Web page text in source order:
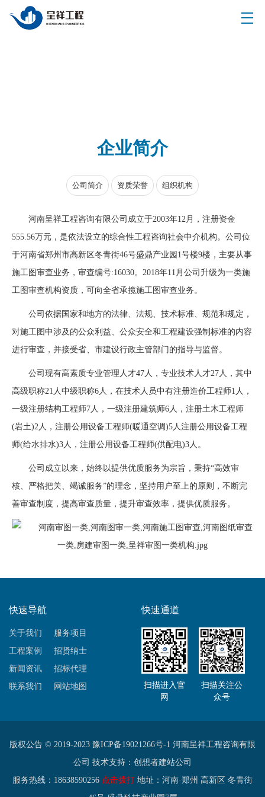
企业简介
公司简介 资质荣誉 组织机构
河南呈祥工程咨询有限公司成立于2003年12月，注册资金
555.56万元，是依法设立的综合性工程咨询社会中介机构。公司位
于河南省郑州市高新区冬青街46号盛鼎产业园1号楼9楼，主要从事
施工图审查业务，审查编号:16030。2018年11月公司升级为一类施
工图审查机构资质，可向全省承揽施工图审查业务。
公司依据国家和地方的法律、法规、技术标准、规范和规定，
对施工图中涉及的公众利益、公众安全和工程建设强制标准的内容
进行审查，并接受省、市建设行政主管部门的指导与监督。
公司现有高素质专业管理人才47人，专业技术人才27人，其中
高级职称21人中级职称6人，在技术人员中有注册造价工程师1人，
一级注册结构工程师7人，一级注册建筑师6人，注册土木工程师
(岩土)2人，注册公用设备工程师(暖通空调)5人注册公用设备工程
师(给水排水)3人，注册公用设备工程师(供配电)3人。
公司成立以来，始终以提供优质服务为宗旨，秉持“高效审
核、严格把关、竭诚服务”的理念，坚持用户至上的原则，不断完
善审查制度，提高审查质量，提升审查效率，提供优质服务。
快速导航
关于我们
服务项目
工程案例
招贤纳士
新闻资讯
招标代理
联系我们
网站地图
快速通道
扫描进入官
网
扫描关注公
众号
版权公告 © 2019-2023 豫ICP备19021266号-1 河南呈祥工程咨询有限
公司 技术支持： 创想者建站公司
服务热线：18638590256 点击拨打 地址：河南·郑州 高新区 冬青街